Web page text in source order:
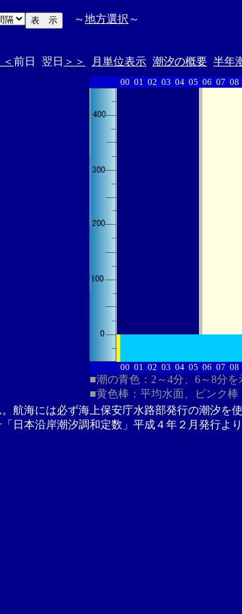
～地方選択 ～
＜ 前日 翌日 ＞＞ 月単位表示 潮汐の概要 半年
00 01 02 03 04 05 06 07 08
00 01 02 03 04 05 06 07 08
■潮の青色：2～4分、6～8分を
■黄色棒：平均水面、ピンク棒
航海には必ず海上保安庁水路部発行の潮汐を使
日本沿岸潮汐調和定数」平成４年２月発行より